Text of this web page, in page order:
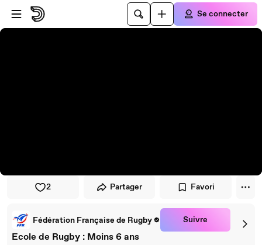
Passer au player
Passer au contenu principal
Se connecter
2 Partager Favori
Fédération Française de Rugby Suivre
Ecole de Rugby : Moins 6 ans